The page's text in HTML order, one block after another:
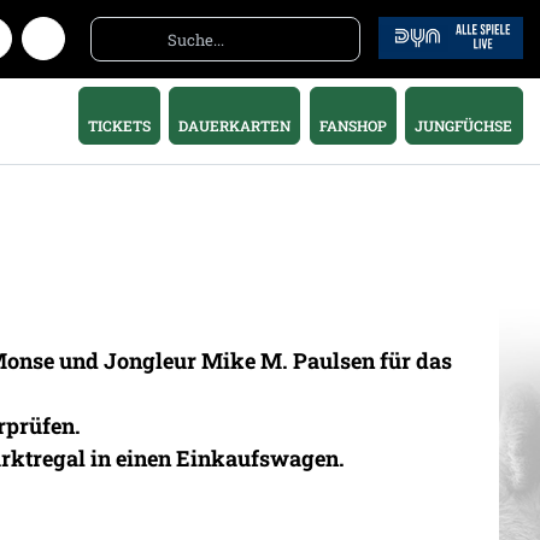
TICKETS DAUERKARTEN FANSHOP JUNGFÜCHSE
und Jongleur Mike M. Paulsen für das
in einen Einkaufswagen.